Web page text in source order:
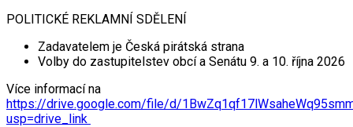
POLITICKÉ REKLAMNÍ SDĚLENÍ
Zadavatelem je Česká pirátská strana
Volby do zastupitelstev obcí a Senátu 9. a 10. října 2026
Více informací na
https://drive.google.com/file/d/
usp=drive_link